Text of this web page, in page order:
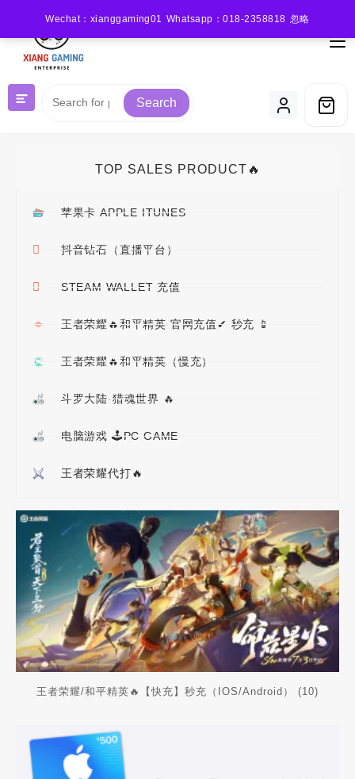
Wechat：xianggaming01 Whatsapp：018-2358818 忽略
Search
TOP SALES PRODUCT🔥
苹果卡 APPLE ITUNES
抖音钻石（直播平台）
STEAM WALLET 充值
王者荣耀🔥和平精英 官网充值✔ 秒充 📱
王者荣耀🔥和平精英（慢充）
斗罗大陆·猎魂世界 🔥
电脑游戏 🕹PC GAME
王者荣耀代打🔥
王者荣耀/和平精英🔥【快充】秒充（IOS/Android） (10)